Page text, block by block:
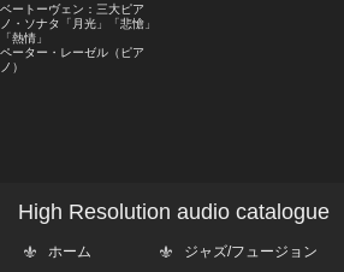
ベートーヴェン：三大ピア
ノ・ソナタ「月光」「悲愴」
「熱情」
ペーター・レーゼル（ピア
ノ）
High Resolution audio catalogue
ホーム
ジャズ/フュージョン